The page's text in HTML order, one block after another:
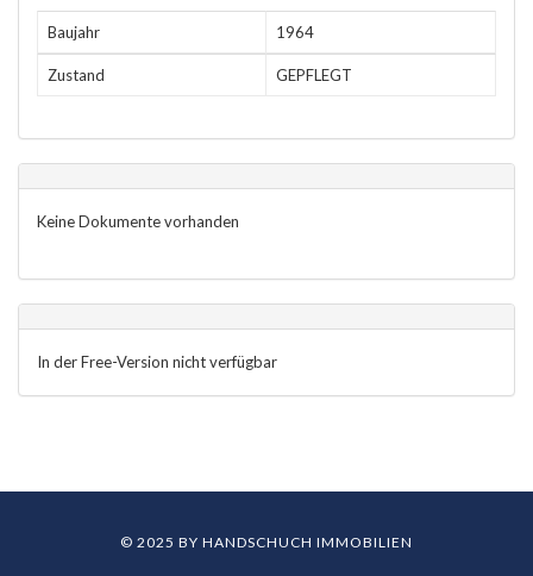
Baujahr 1964
Zustand GEPFLEGT
Keine Dokumente vorhanden
In der Free-Version nicht verfügbar
© 2025 BY HANDSCHUCH IMMOBILIEN